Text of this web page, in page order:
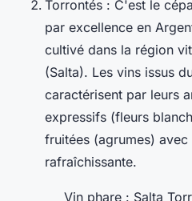
Torrontés : C'est le
par excellence en
cultivé dans la région
(Salta). Les vins issus
caractérisent par leurs
expressifs (fleurs
fruitées (agrumes)
rafraîchissante.
Vin phare : Salta